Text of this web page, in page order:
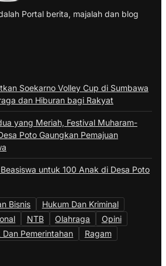
Portal berita, majalah dan blog
Soekarno Volley Cup di Sumbawa
dan Hiburan bagi Rakyat
yang Meriah, Festival Muharam-
Poto Gaungkan Pemajuan
untuk 100 Anak di Desa Poto
Bisnis
Hukum Dan Kriminal
NTB Olahraga
Opini
Dan Pemerintahan
Ragam